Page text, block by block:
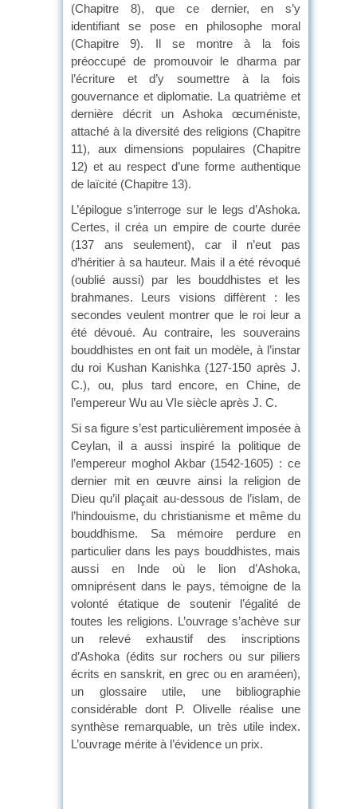
(Chapitre 8), que ce dernier, en s’y
identifiant se pose en philosophe moral
(Chapitre 9). Il se montre à la fois
préoccupé de promouvoir le dharma par
l’écriture et d’y soumettre à la fois
gouvernance et diplomatie. La quatrième et
dernière décrit un Ashoka œcuméniste,
attaché à la diversité des religions (Chapitre
11), aux dimensions populaires (Chapitre
12) et au respect d’une forme authentique
de laïcité (Chapitre 13).
L’épilogue s’interroge sur le legs d’Ashoka.
Certes, il créa un empire de courte durée
(137 ans seulement), car il n’eut pas
d’héritier à sa hauteur. Mais il a été révoqué
(oublié aussi) par les bouddhistes et les
brahmanes. Leurs visions diffèrent : les
secondes veulent montrer que le roi leur a
été dévoué. Au contraire, les souverains
bouddhistes en ont fait un modèle, à l’instar
du roi Kushan Kanishka (127-150 après J.
C.), ou, plus tard encore, en Chine, de
l’empereur Wu au VIe siècle après J. C.
Si sa figure s’est particulièrement imposée à
Ceylan, il a aussi inspiré la politique de
l’empereur moghol Akbar (1542-1605) : ce
dernier mit en œuvre ainsi la religion de
Dieu qu’il plaçait au-dessous de l’islam, de
l’hindouisme, du christianisme et même du
bouddhisme. Sa mémoire perdure en
particulier dans les pays bouddhistes, mais
aussi en Inde où le lion d’Ashoka,
omniprésent dans le pays, témoigne de la
volonté étatique de soutenir l’égalité de
toutes les religions. L’ouvrage s’achève sur
un relevé exhaustif des inscriptions
d’Ashoka (édits sur rochers ou sur piliers
écrits en sanskrit, en grec ou en araméen),
un glossaire utile, une bibliographie
considérable dont P. Olivelle réalise une
synthèse remarquable, un très utile index.
L’ouvrage mérite à l’évidence un prix.